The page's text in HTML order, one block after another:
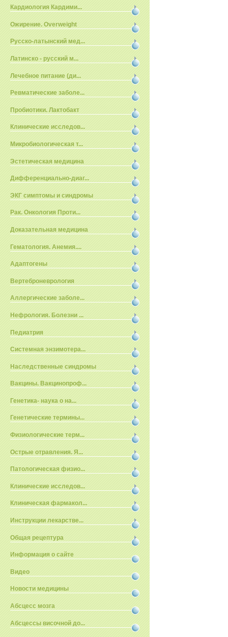
Кардиология Кардими...
Ожирение. Overweight
Русско-латынский мед...
Латинско - русский м...
Лечебное питание (ди...
Ревматические заболе...
Пробиотики. Лактобакт
Клинические исследов...
Микробиологическая т...
Эстетическая медицина
Дифференциально-диаг...
ЭКГ симптомы и синдромы
Рак. Онкология Проти...
Доказательная медицина
Гематология. Анемия....
Адаптогены
Вертеброневрология
Аллергические заболе...
Нефрология. Болезни ...
Педиатрия
Системная энзимотера...
Наследственные синдромы
Вакцины. Вакцинопроф...
Генетика- наука о на...
Генетические термины...
Физиологические терм...
Острые отравления. Я...
Патологическая физио...
Клинические исследов...
Клиническая фармакол...
Инструкции лекарстве...
Общая рецептура
Информация о сайте
Видео
Новости медицины
Абсцесс мозга
Абсцессы височной до...